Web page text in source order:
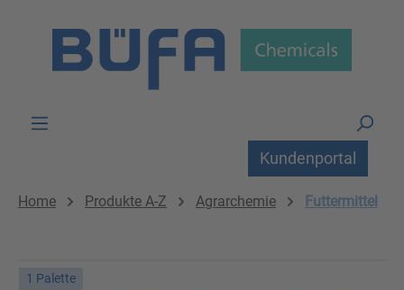
Kundenportal
Home Produkte A-Z Agrarchemie Futtermittel
1 Palette